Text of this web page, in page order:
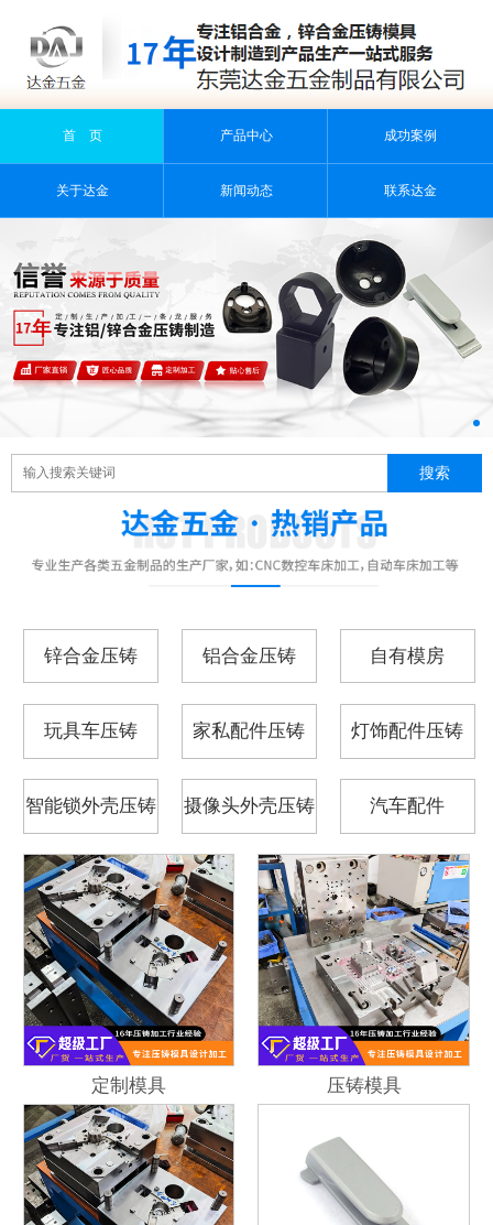
首 页 产品中心 成功案例
关于达金 新闻动态 联系达金
锌合金压铸 铝合金压铸 自有模房
玩具车压铸 家私配件压铸 灯饰配件压铸
智能锁外壳压铸 摄像头外壳压铸 汽车配件
定制模具 压铸模具